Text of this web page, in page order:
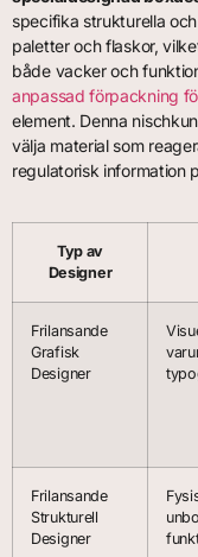
specifika strukturella
paletter och flaskor,
både vacker och
anpassad förpackning
element. Denna
välja material som
regulatorisk information
Typ av
Designer
Frilansande
Grafisk
Designer
Frilansande
Strukturell
Designer